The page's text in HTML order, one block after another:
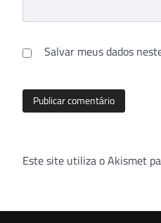
Salvar meus dados
Este site utiliza o Akismet